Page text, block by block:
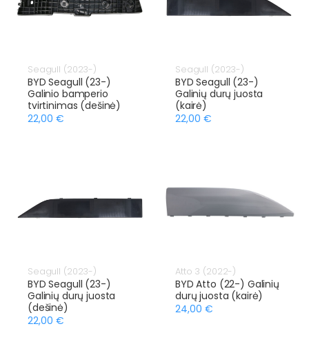
Seagull (2023-)
BYD Seagull (23-)
Galinio bamperio
tvirtinimas (dešinė)
22,00 €
Seagull (2023-)
BYD Seagull (23-)
Galinių durų juosta
(kairė)
22,00 €
Seagull (2023-)
BYD Seagull (23-)
Galinių durų juosta
(dešinė)
22,00 €
Atto 3 (2022-)
BYD Atto (22-) Galinių
durų juosta (kairė)
24,00 €